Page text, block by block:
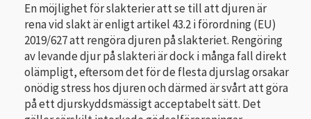
En möjlighet för slakterier att se till att djuren är
rena vid slakt är enligt artikel 43.2 i förordning (EU)
2019/627att rengöra djuren på slakteriet. Rengöring
av levande djur på slakteri är dock i många fall direkt
olämpligt, eftersom det för de flesta djurslag orsakar
onödig stress hos djuren och därmed är svårt att göra
på ett djurskyddsmässigt acceptabelt sätt. Det